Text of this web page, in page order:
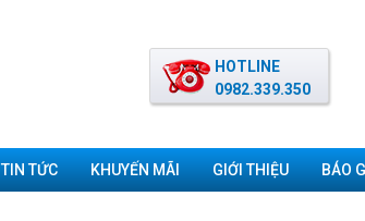
HOTLINE
0982.339.350
TIN TỨC KHUYẾN MÃI GIỚI THIỆU BÁO